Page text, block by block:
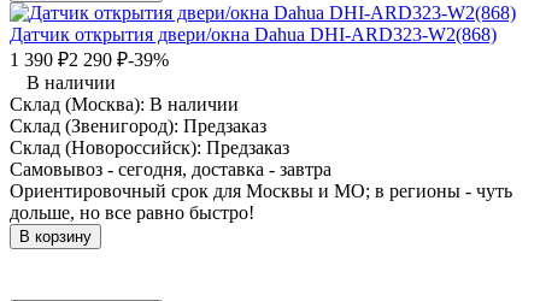
Датчик открытия двери/окна Dahua DHI-ARD323-W2(868)
1 390 ₽2 290 ₽-39%
В наличии
Склад (Москва): В наличии
Склад (Звенигород): Предзаказ
Склад (Новороссийск): Предзаказ
Самовывоз - сегодня, доставка - завтра
Ориентировочный срок для Москвы и МО; в регионы - чуть
дольше, но все равно быстро!
В корзину